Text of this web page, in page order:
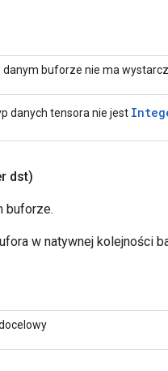
danym buforze nie ma
danych tensora nie jest
dst)
buforze.
w natywnej kolejności